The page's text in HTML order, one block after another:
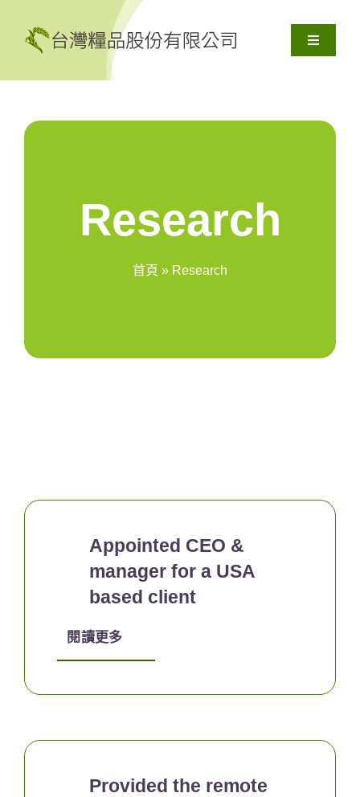
content
Toggle
關於我們
產品服務
Research
首頁 » Research
Appointed CEO &
manager for a USA
based client
閱讀更多
Provided the remote